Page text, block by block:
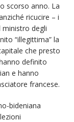
scorso anno. La
ricucire – i
ministro degli
“illegittima” la
che presto
definito
e hanno
francese.
bideniana